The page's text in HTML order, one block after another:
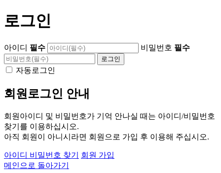
로그인
아이디 필수 비밀번호 필수
자동로그인
회원로그인 안내
회원아이디 및 비밀번호가 기억 안나실 때는 아이디/비밀번호
찾기를 이용하십시오.
아직 회원이 아니시라면 회원으로 가입 후 이용해 주십시오.
아이디 비밀번호 찾기
회원 가입
메인으로 돌아가기